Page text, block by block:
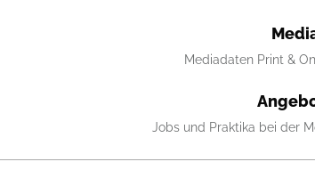
Mediadaten Print &
Jobs und Praktika bei der